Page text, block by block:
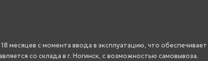
месяцев с момента ввода в эксплуатацию, что обеспечивает
со склада в г. Ногинск, с возможностью самовывоза.